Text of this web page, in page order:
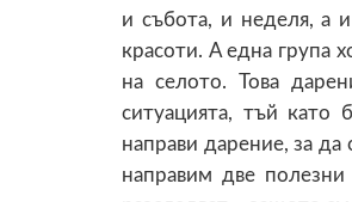
и събота, и неделя, а
красоти. А една група
на селото. Това
ситуацията, тъй
направи дарение, за да
направим две